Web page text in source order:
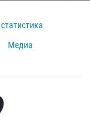
Медиа